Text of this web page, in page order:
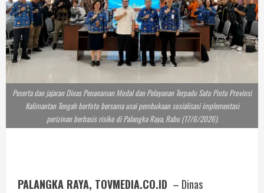
Peserta dan jajaran Dinas Penanaman Modal dan Pelayanan Terpadu Satu Pintu Provinsi
Kalimantan Tengah berfoto bersama usai pembukaan sosialisasi implementasi
perizinan berbasis risiko di Palangka Raya, Rabu (17/6/2026).
PALANGKA RAYA, TOVMEDIA.CO.ID – Dinas